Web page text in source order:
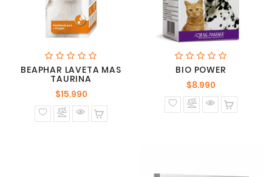
BEAPHAR LAVETA MAS
TAURINA
$15.990Precio
normal
BIO POWER
$8.990
normal